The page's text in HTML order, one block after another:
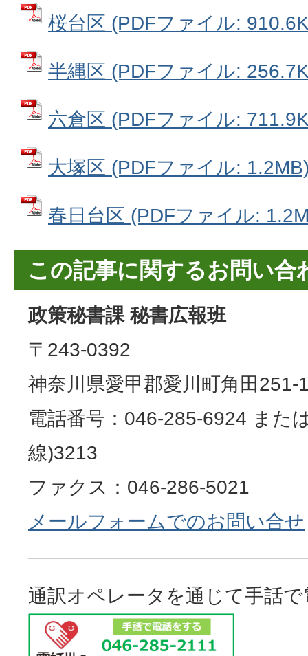
桜台区 (PDFファイル:
半縄区 (PDFファイル:
六倉区 (PDFファイル:
大塚区 (PDFファイル:
春日台区 (PDFファイル:
この記事に関するお問い合
政策秘書課 秘書広報班
〒243-0392
神奈川県愛甲郡愛川町角田251-
電話番号：046-285-6924 また
線)3213
ファクス：046-286-5021
メールフォームでのお問い合せ
通訳オペレータを通じて手話